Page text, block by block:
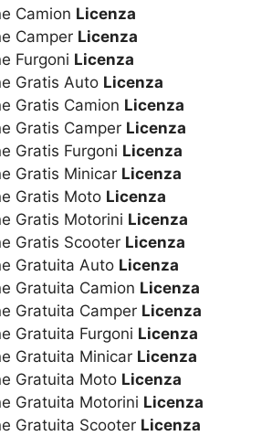
Camion Licenza
Camper Licenza
Furgoni Licenza
Gratis Auto Licenza
Gratis Camion Licenza
Gratis Camper Licenza
Gratis Furgoni Licenza
Gratis Minicar Licenza
Gratis Moto Licenza
Gratis Motorini Licenza
Gratis Scooter Licenza
Gratuita Auto Licenza
Gratuita Camion Licenza
Gratuita Camper Licenza
Gratuita Furgoni Licenza
Gratuita Minicar Licenza
Gratuita Moto Licenza
Gratuita Motorini Licenza
Gratuita Scooter Licenza